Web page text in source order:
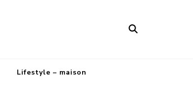
Lifestyle – maison